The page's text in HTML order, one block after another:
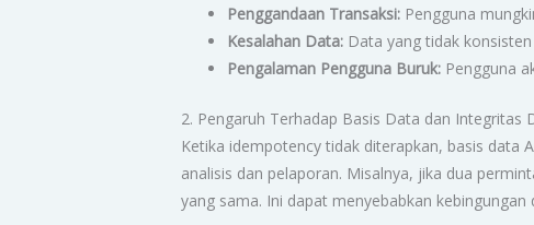
Penggandaan Transaksi: Pengguna
Kesalahan Data: Data yang tidak
Pengalaman Pengguna Buruk: Pengguna
2. Pengaruh Terhadap Basis Data dan Integritas
Ketika idempotency tidak diterapkan, basis data
analisis dan pelaporan. Misalnya, jika dua
yang sama. Ini dapat menyebabkan